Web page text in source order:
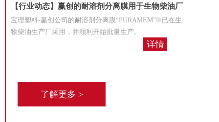
【行业动态】赢创的耐溶剂分离膜用于生物柴油厂
宝理塑料-赢创公司的耐溶剂分离膜“PURAMEM”®已在生
物柴油生产厂采用，并顺利开始批量生产。
详情
了解更多 >